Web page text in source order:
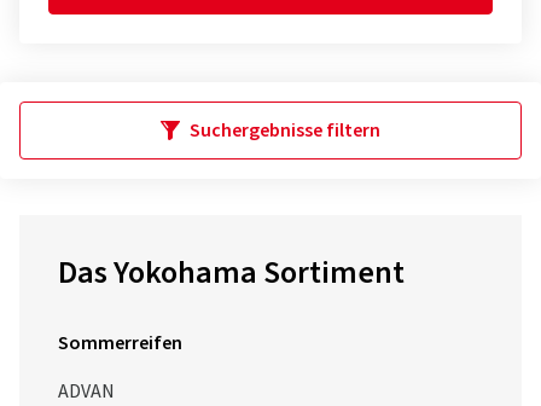
Suchergebnisse filtern
Das Yokohama Sortiment
Sommerreifen
ADVAN